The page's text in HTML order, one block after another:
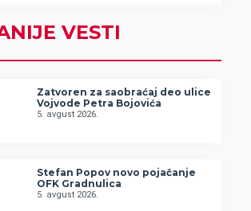
VESTI
Zatvoren za saobraćaj deo ulice
Vojvode Petra Bojovića
5. avgust 2026.
Stefan Popov novo pojačanje
OFK Gradnulica
5. avgust 2026.